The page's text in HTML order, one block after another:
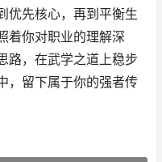
优先核心，再到平衡生
着你对职业的理解深
路，在武学之道上稳步
，留下属于你的强者传